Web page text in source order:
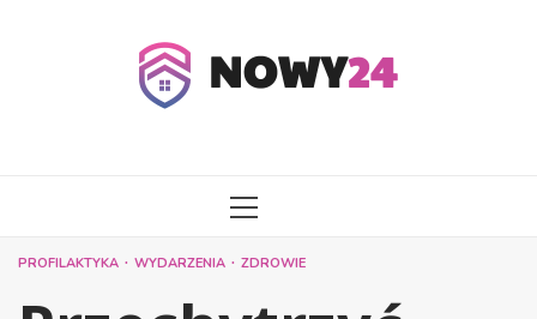
MENU
PROFILAKTYKA WYDARZENIA ZDROWIE